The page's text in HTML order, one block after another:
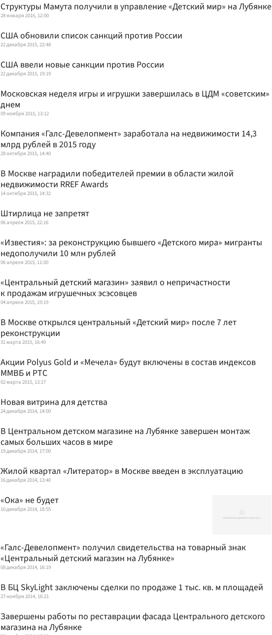
Структуры Мамута получили в управление «Детский мир» на Лубянке
28 января 2016, 12:00
США обновили список санкций против России
22 декабря 2015, 22:48
США ввели новые санкции против России
22 декабря 2015, 19:19
Московская неделя игры и игрушки завершилась в ЦДМ «советским»
днем
09 ноября 2015, 13:12
Компания «Галс-Девелопмент» заработала на недвижимости 14,3
млрд рублей в 2015 году
28 октября 2015, 14:40
В Москве наградили победителей премии в области жилой
недвижимости RREF Awards
14 октября 2015, 14:32
Штирлица не запретят
06 апреля 2015, 22:16
«Известия»: за реконструкцию бывшего «Детского мира» мигранты
недополучили 10 млн рублей
06 апреля 2015, 11:00
«Центральный детский магазин» заявил о непричастности
к продажам игрушечных эсэсовцев
04 апреля 2015, 19:19
В Москве открылся центральный «Детский мир» после 7 лет
реконструкции
31 марта 2015, 16:49
Акции Polyus Gold и «Мечела» будут включены в состав индексов
ММВБ и РТС
02 марта 2015, 13:17
Новая витрина для детства
24 декабря 2014, 14:00
В Центральном детском магазине на Лубянке завершен монтаж
самых больших часов в мире
19 декабря 2014, 17:00
Жилой квартал «Литератор» в Москве введен в эксплуатацию
16 декабря 2014, 13:40
«Ока» не будет
10 декабря 2014, 18:55
«Галс-Девелопмент» получил свидетельства на товарный знак
«Центральный детский магазин на Лубянке»
08 декабря 2014, 16:19
В БЦ SkyLight заключены сделки по продаже 1 тыс. кв. м площадей
27 ноября 2014, 16:21
Завершены работы по реставрации фасада Центрального детского
магазина на Лубянке